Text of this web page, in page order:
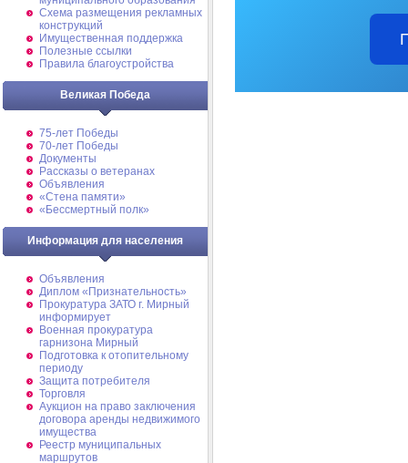
Схема размещения рекламных
конструкций
Имущественная поддержка
Полезные ссылки
Правила благоустройства
Великая Победа
75-лет Победы
70-лет Победы
Документы
Рассказы о ветеранах
Объявления
«Стена памяти»
«Бессмертный полк»
Информация для населения
Объявления
Диплом «Признательность»
Прокуратура ЗАТО г. Мирный
информирует
Военная прокуратура
гарнизона Мирный
Подготовка к отопительному
периоду
Защита потребителя
Торговля
Аукцион на право заключения
договора аренды недвижимого
имущества
Реестр муниципальных
маршрутов